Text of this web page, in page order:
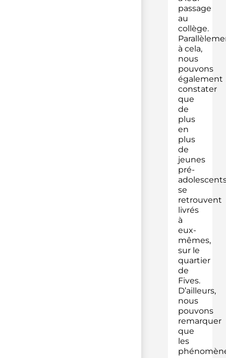
passage
au
collège.
à cela,
nous
pouvons
également
constater
que
de
plus
en
plus
de
jeunes
pré-
se
retrouvent
livrés
à
eux-
mêmes,
sur le
quartier
de
Fives.
D’ailleurs,
nous
pouvons
remarquer
que
les